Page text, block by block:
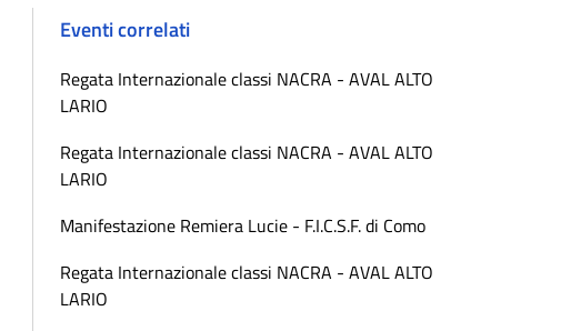
Eventi correlati
Regata Internazionale classi NACRA - AVAL ALTO
LARIO
Regata Internazionale classi NACRA - AVAL ALTO
LARIO
Manifestazione Remiera Lucie - F.I.C.S.F. di Como
Regata Internazionale classi NACRA - AVAL ALTO
LARIO